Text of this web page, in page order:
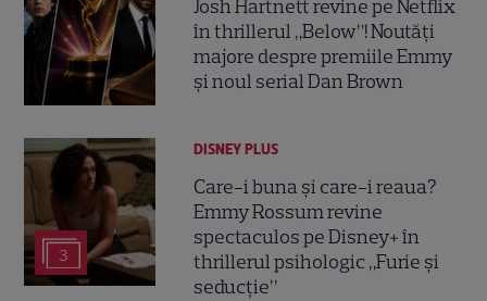
Josh Hartnett revine pe Netflix
în thrillerul „Below”! Noutăți
majore despre premiile Emmy
și noul serial Dan Brown
3
DISNEY PLUS
Care-i buna și care-i reaua?
Emmy Rossum revine
spectaculos pe Disney+ în
thrillerul psihologic „Furie și
seducție”